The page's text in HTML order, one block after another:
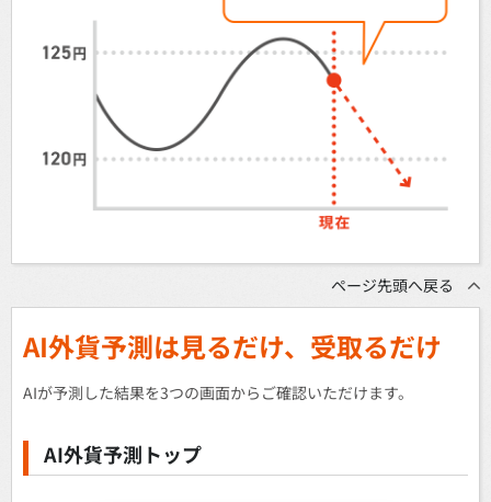
ページ先頭へ戻る
AI外貨予測は見るだけ、受取るだけ
AIが予測した結果を3つの画面からご確認いただけます。
AI外貨予測トップ